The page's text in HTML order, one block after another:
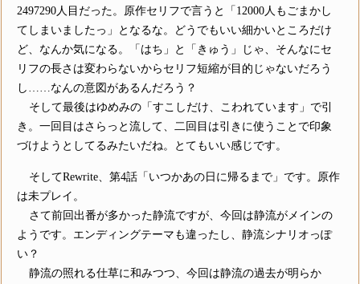
2497290人目だった。原作セリフで言うと「12000人もごまかし
てしまいましたっ」となるな。どうでもいい細かいところだけ
ど、なんか気になる。「はち」と「きゅう」じゃ、そんなにセ
リフの長さは変わらないからセリフ短縮が目的じゃないだろう
し……なんの意図があるんだろう？
そして最後はゆめみの「すこしだけ、こわれています」で引
き。一回目はさらっと流して、二回目は引きに使うことで印象
づけようとしてるみたいだね。とてもいい感じです。
そしてRewrite、第4話「いつかあの日に帰るまで」です。原作
は未プレイ。
さて前回出番が多かった静流ですが、今回は静流がメインの
ようです。エンディングテーマも違ったし、静流シナリオっぽ
い？
静流の照れる仕草に和みつつ、今回は静流の過去が明らか